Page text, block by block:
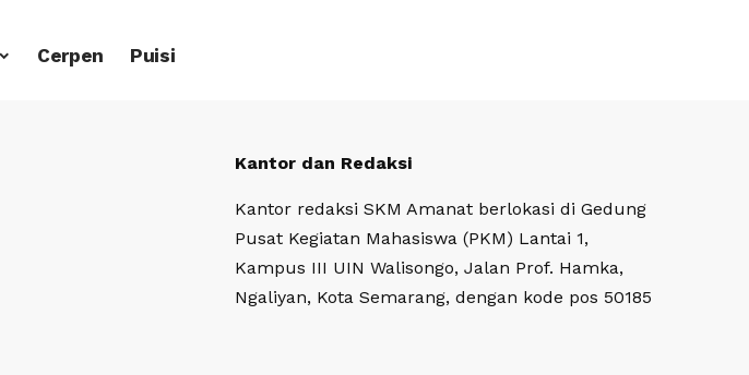
Cerpen Puisi
Kantor dan Redaksi
Kantor redaksi SKM Amanat berlokasi di Gedung
Pusat Kegiatan Mahasiswa (PKM) Lantai 1,
Kampus III UIN Walisongo, Jalan Prof. Hamka,
Ngaliyan, Kota Semarang, dengan kode pos 50185